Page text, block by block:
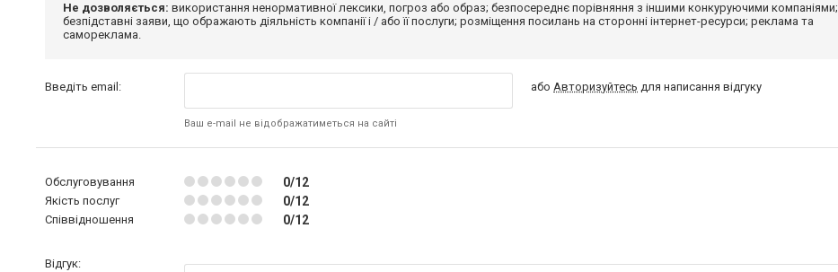
Не дозволяється: використання ненормативної лексики, погроз або образ; безпосереднє порівняння з іншими конкуруючими компаніями;
безпідставні заяви, що ображають діяльність компанії і / або її послуги; розміщення посилань на сторонні інтернет-ресурси; реклама та
самореклама.
Введіть email:
Ваш e-mail не відображатиметься на сайті
абоАвторизуйтесь для написання відгуку
Обслуговування 0/12
Якість послуг 0/12
Співвідношення 0/12
Відгук: